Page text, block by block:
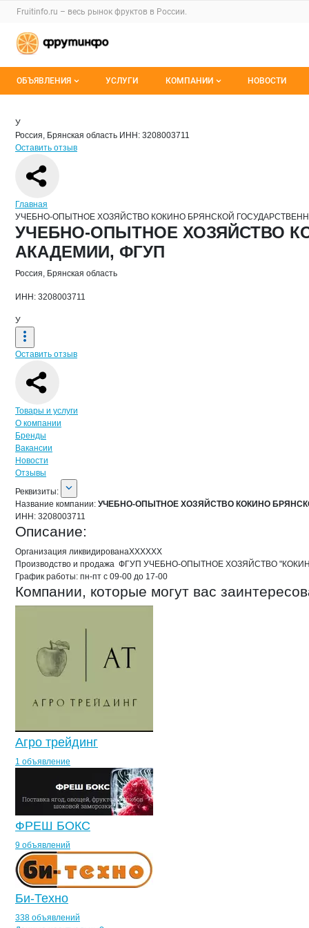
Раздел навигации по сайту fruitinfo.ru
Fruitinfo.ru – весь рынок фруктов в России.
Авторизация и меню пользователя
Навигация по разделам сайта fruitinfo.ru
ОБЪЯВЛЕНИЯ
Мои объявления
УСЛУГИ КОМПАНИИ
О каталоге компаний
НОВОСТИ
Страница компании
Страница компании
Краткая информация о компании
У
Россия, Брянская область ИНН: 3208003711
Оставить отзыв
Навигация по сайту
Главная
УЧЕБНО-ОПЫТНОЕ ХОЗЯЙСТВО КОКИНО БРЯНСКОЙ
Основная информация о компании
УЧЕБНО-ОПЫТНОЕ ХОЗЯЙСТВО
АКАДЕМИИ, ФГУП
Россия, Брянская область
ИНН: 3208003711
У
Оставить отзыв
Навигация по странице
Товары и услуги
О компании
Бренды
Вакансии
Новости
Отзывы
О компании
Реквизиты
Реквизиты:
Название компании: УЧЕБНО-ОПЫТНОЕ ХОЗЯЙСТВО КОКИНО
ИНН: 3208003711
Описание:
Организация ликвидированаХХХХХХ
Производство и продажа  ФГУП УЧЕБНО-ОПЫТНОЕ ХОЗЯЙСТВО
График работы: пн-пт с 09-00 до 17-00
Компании, которые могут вас
Агро трейдинг
1 объявление
ФРЕШ БОКС
9 объявлений
Би-Техно
338 объявлений